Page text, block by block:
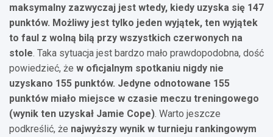
maksymalny zazwyczaj jest wtedy, kiedy uzyska się 147
punktów. Możliwy jest tylko jeden wyjątek, ten wyjątek
to faul z wolną bilą przy wszystkich czerwonych na
stole. Taka sytuacja jest bardzo mało prawdopodobna, dość
powiedzieć, że w oficjalnym spotkaniu nigdy nie
uzyskano 155 punktów. Jedyne odnotowane 155
punktów miało miejsce w czasie meczu treningowego
(wynik ten uzyskał Jamie Cope). Warto jeszcze
podkreślić, że najwyższy wynik w turnieju rankingowym